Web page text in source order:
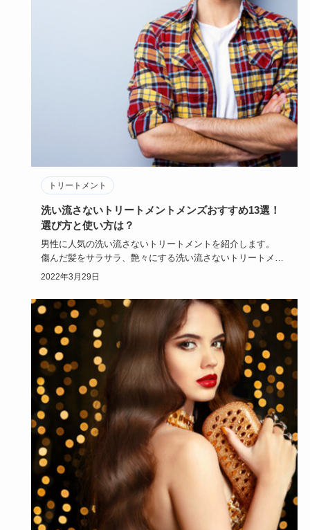
トリートメント
洗い流さないトリートメントメンズおすすめ13選！
選び方と使い方は？
男性に人気の洗い流さないトリートメントを紹介します。
傷んだ髪をサラサラ、艶々にする洗い流さないトリートメン
トのメンズに…
2022年3月29日